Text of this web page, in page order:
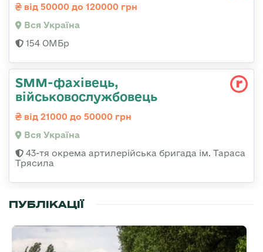
від 50000 до 120000 грн
Вся Україна
154 ОМБр
SMM-фахівець,
військовослужбовець
від 21000 до 50000 грн
Вся Україна
43-тя окрема артилерійська бригада ім. Тараса
Трясила
ПУБЛІКАЦІЇ